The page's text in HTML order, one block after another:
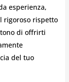
esperienza,
rigoroso rispetto
di offrirti
del tuo